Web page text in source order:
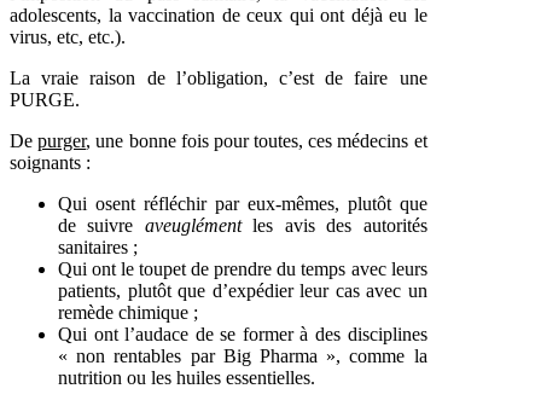
adolescents, la vaccination de ceux qui ont déjà eu le
virus, etc, etc.).
La vraie raison de l’obligation, c’est de faire une
PURGE.
Depurger, une bonne fois pour toutes, ces médecins et
soignants :
Qui osent réfléchir par eux-mêmes, plutôt que
de suivre aveuglémentles avis des autorités
sanitaires ;
Qui ont le toupet de prendre du temps avec leurs
patients, plutôt que d’expédier leur cas avec un
remède chimique ;
Qui ont l’audace de se former à des disciplines
« non rentables par Big Pharma », comme la
nutrition ou les huiles essentielles.